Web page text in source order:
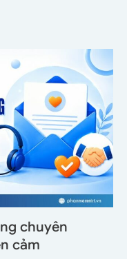
chuyên
cảm